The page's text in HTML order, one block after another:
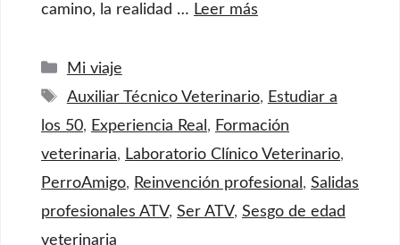
camino, la realidad … Leer más
Categorías
Mi viaje
Etiquetas
Auxiliar Técnico Veterinario, Estudiar a
los 50, Experiencia Real , Formación
veterinaria, Laboratorio Clínico Veterinario,
PerroAmigo, Reinvención profesional , Salidas
profesionales ATV, Ser ATV, Sesgo de edad
veterinaria